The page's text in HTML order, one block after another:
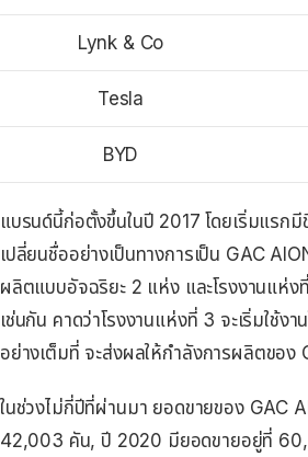
Lynk & Co
Tesla
BYD
แบรนด์นี้ก่อตั้งขึ้นในปี 2017 โดยเริ่มแรก
เปลี่ยนชื่ออย่างเป็นทางการเป็น GAC
ผลิตแบบอัจฉริยะ 2 แห่ง และโรงงานแห่ง
เช่นกัน คาดว่าโรงงานแห่งที่ 3 จะเริ่มใช้
อย่างเต็มที่ จะส่งผลให้กำลังการผลิตขอ
ในช่วงไม่กี่ปีที่ผ่านมา ยอดขายของ GAC
42,003 คัน, ปี 2020 มียอดขายอยู่ที่